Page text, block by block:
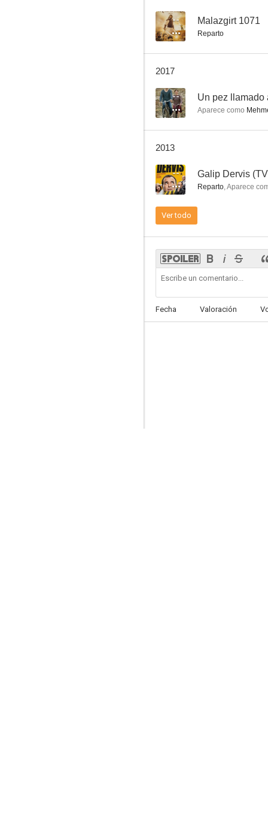
-- Malazgirt 1071
Reparto
2017
-- Un pez llamado
Aparece como
2013
-- Galip Dervis
Reparto,Aparece
Ver todo
Fecha Valoración